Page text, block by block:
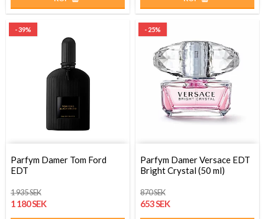
- 39%
Parfym Damer Tom Ford
EDT
1 935 SEK
1 180 SEK
- 25%
Parfym Damer Versace EDT
Bright Crystal (50 ml)
870 SEK
653 SEK